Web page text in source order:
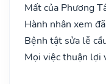
Mất của Phương
Hành nhân xem
Bệnh tật sửa lễ
Mọi việc thuận lợi